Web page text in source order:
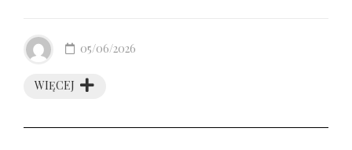
WIĘCEJ
05/06/2026